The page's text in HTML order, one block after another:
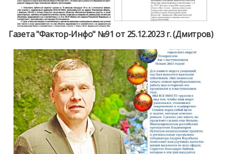
Газета "Фактор-Инфо" №91 от 25.12.2023 г. (Дмитров)